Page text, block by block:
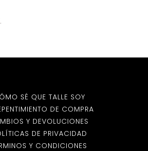
.
SÉ QUE TALLE SOY
DE COMPRA
Y DEVOLUCIONES
DE PRIVACIDAD
Y CONDICIONES